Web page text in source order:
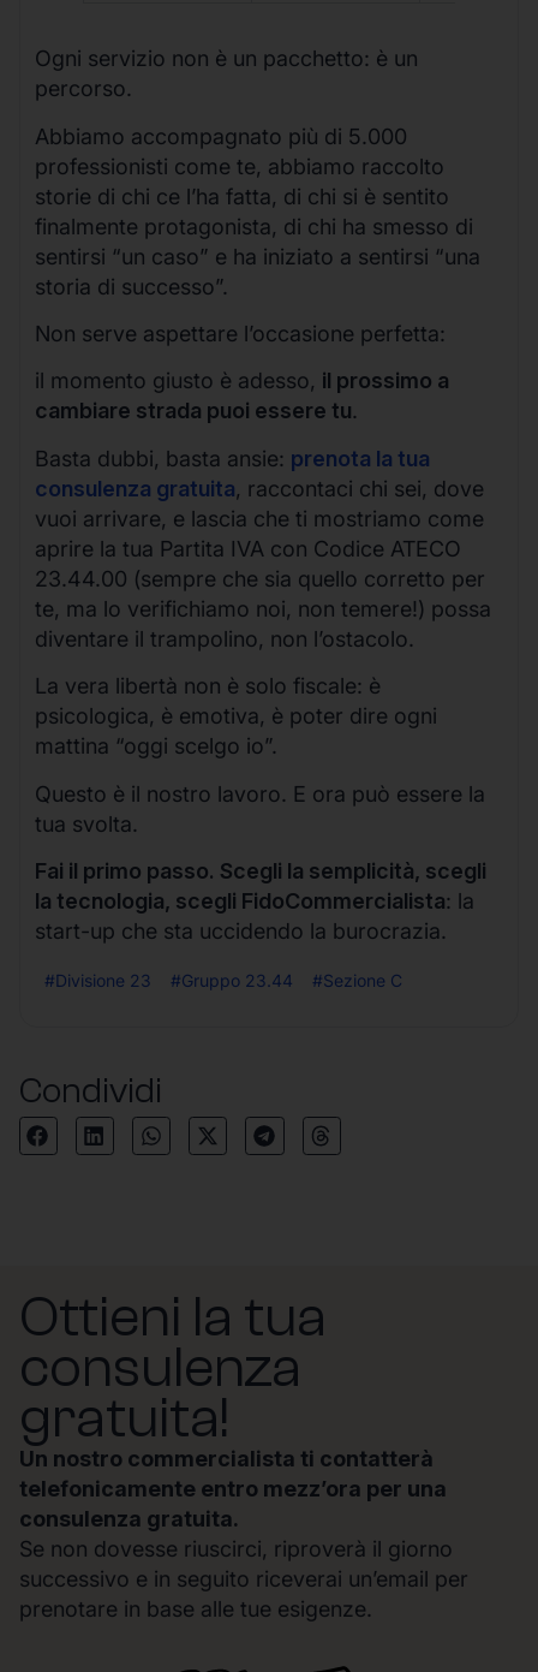
Ogni servizio non è un pacchetto: è un
percorso.
Abbiamo accompagnato più di 5.000
professionisti come te, abbiamo raccolto
storie di chi ce l’ha fatta, di chi si è sentito
finalmente protagonista, di chi ha smesso di
sentirsi “un caso” e ha iniziato a sentirsi “una
storia di successo”.
Non serve aspettare l’occasione perfetta:
il momento giusto è adesso, il prossimo a
cambiare strada puoi essere tu.
Basta dubbi, basta ansie: prenota la tua
consulenza gratuita, raccontaci chi sei, dove
vuoi arrivare, e lascia che ti mostriamo come
aprire la tua Partita IVA con Codice ATECO
23.44.00 (sempre che sia quello corretto per
te, ma lo verifichiamo noi, non temere!) possa
diventare il trampolino, non l’ostacolo.
La vera libertà non è solo fiscale: è
psicologica, è emotiva, è poter dire ogni
mattina “oggi scelgo io”.
Questo è il nostro lavoro. E ora può essere la
tua svolta.
Fai il primo passo. Scegli la semplicità, scegli
la tecnologia, scegli FidoCommercialista: la
start-up che sta uccidendo la burocrazia.
#Divisione 23 #Gruppo 23.44 #Sezione C
Condividi
Ottieni la tua
consulenza
gratuita!
Un nostro commercialista ti contatterà
telefonicamente entro mezz’ora per una
consulenza gratuita.
Se non dovesse riuscirci, riproverà il giorno
successivo e in seguito riceverai un’email per
prenotare in base alle tue esigenze.